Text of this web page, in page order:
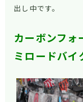
出し中です。
カーボンフォ
ミロードバイ